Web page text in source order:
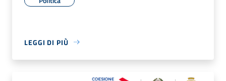
LEGGI DI PIÙ